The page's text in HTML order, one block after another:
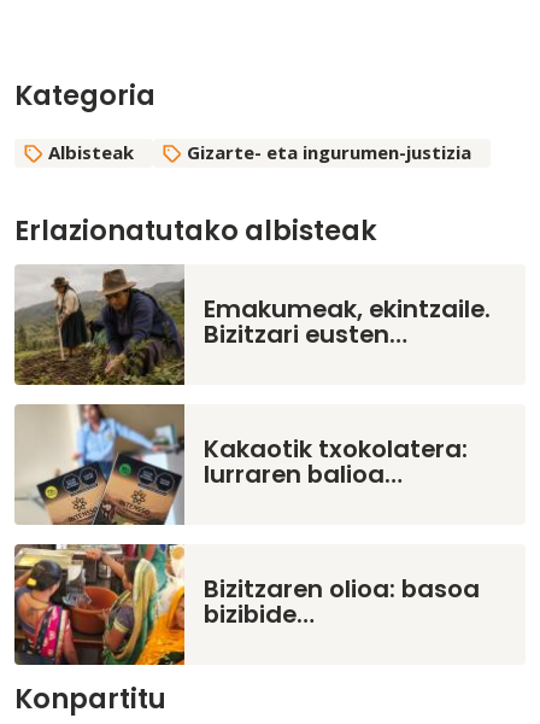
Kategoria
Albisteak Gizarte- eta ingurumen-justizia
Erlazionatutako albisteak
Emakumeak, ekintzaile.
Bizitzari eusten…
Kakaotik txokolatera:
lurraren balioa…
Bizitzaren olioa: basoa
bizibide…
Konpartitu